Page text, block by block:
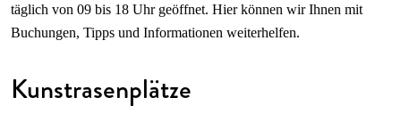
täglich von 09 bis 18 Uhr geöffnet. Hier können wir Ihnen mit
Buchungen, Tipps und Informationen weiterhelfen.
Kunstrasenplätze